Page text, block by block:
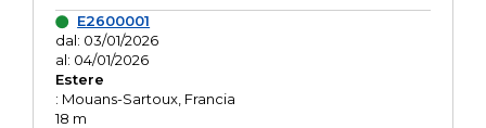
E2600001
dal: 03/01/2026
al: 04/01/2026
Estere
: Mouans-Sartoux, Francia
18 m